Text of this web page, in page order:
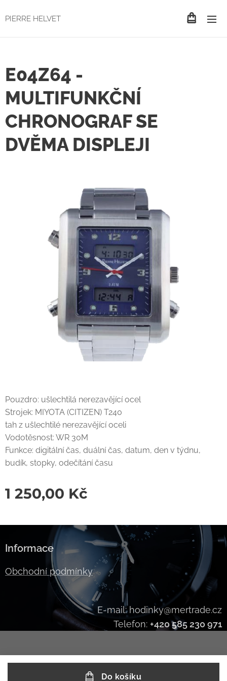
PIERRE HELVET
E04Z64 -
MULTIFUNKČNÍ
CHRONOGRAF SE
DVĚMA DISPLEJI
Pouzdro: ušlechtilá nerezavějící ocel
Strojek: MIYOTA (CITIZEN) T240
tah z ušlechtilé nerezavějící oceli
Vodotěsnost: WR 30M
Funkce: digitální čas, duální čas, datum, den v týdnu,
budík, stopky, odečítání času
1 250,00 Kč
Do košíku
Informace
Obchodní podmínky
E-mail: hodinky@mertrade.cz
Telefon: +420 585 230 971